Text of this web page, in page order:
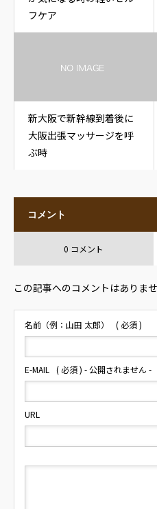
フケア
新大阪で新幹線到着後に
大阪出張マッサージを呼
ぶ時
コメント
0 コメント
この記事へのコメントはありませ
名前（例：山田 太郎） ( 必須 )
E-MAIL ( 必須 ) - 公開されません -
URL